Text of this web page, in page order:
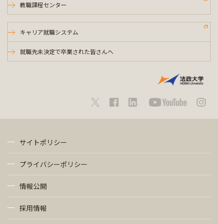
教職課程センター
キャリア就職システム
就職先未決定で卒業された皆さんへ
サイトポリシー
プライバシーポリシー
情報公開
採用情報